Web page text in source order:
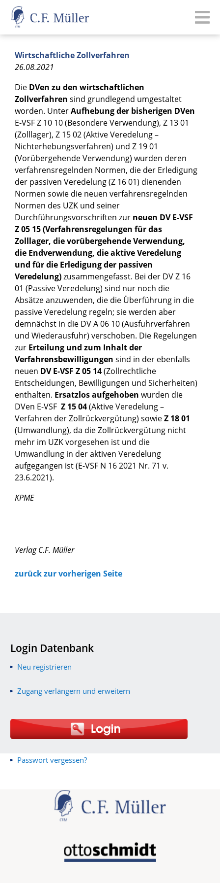
Wirtschaftliche Zollverfahren
26.08.2021
Die DVen zu den wirtschaftlichen
Zollverfahren sind grundlegend umgestaltet
worden. UnterAufhebung der bisherigen DVen
E-VSF Z 10 10 (Besondere Verwendung), Z 13 01
(Zolllager), Z 15 02 (Aktive Veredelung –
Nichterhebungsverfahren) und Z 19 01
(Vorübergehende Verwendung) wurden deren
verfahrensregelnden Normen, die der Erledigung
der passiven Veredelung (Z 16 01) dienenden
Normen sowie die neuen verfahrensregelnden
Normen des UZK und seiner
Durchführungsvorschriften zur neuen DV E-VSF
Z 05 15 (Verfahrensregelungen für das
Zolllager, die vorübergehende Verwendung,
die Endverwendung, die aktive Veredelung
und für die Erledigung der passiven
Veredelung)zusammengefasst. Bei der DV Z 16
01 (Passive Veredelung) sind nur noch die
Absätze anzuwenden, die die Überführung in die
passive Veredelung regeln; sie werden aber
demnächst in die DV A 06 10 (Ausfuhrverfahren
und Wiederausfuhr) verschoben. Die Regelungen
zur Erteilung und zum Inhalt der
Verfahrensbewilligungen sind in der ebenfalls
neuen DV E-VSF Z 05 14(Zollrechtliche
Entscheidungen, Bewilligungen und Sicherheiten)
enthalten. Ersatzlos aufgehoben wurden die
DVen E-VSF Z 15 04(Aktive Veredelung –
Verfahren der Zollrückvergütung) sowieZ 18 01
(Umwandlung), da die Zollrückvergütung nicht
mehr im UZK vorgesehen ist und die
Umwandlung in der aktiven Veredelung
aufgegangen ist (E-VSF N 16 2021 Nr. 71 v.
23.6.2021).
KPME
Verlag C.F. Müller
zurück zur vorherigen Seite
Login Datenbank
Neu registrieren
Zugang verlängern und erweitern
Passwort vergessen?